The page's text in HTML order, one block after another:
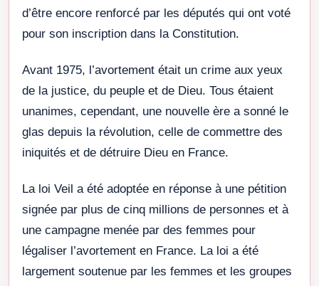
d’être encore renforcé par les députés qui ont voté
pour son inscription dans la Constitution.
Avant 1975, l’avortement était un crime aux yeux
de la justice, du peuple et de Dieu. Tous étaient
unanimes, cependant, une nouvelle ère a sonné le
glas depuis la révolution, celle de commettre des
iniquités et de détruire Dieu en France.
La loi Veil a été adoptée en réponse à une pétition
signée par plus de cinq millions de personnes et à
une campagne menée par des femmes pour
légaliser l’avortement en France. La loi a été
largement soutenue par les femmes et les groupes